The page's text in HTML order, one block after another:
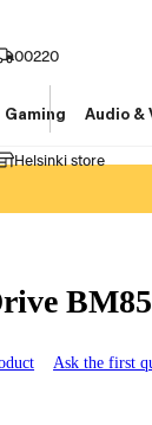
00220
Helsinki store
Gaming Audio &
Ask the first